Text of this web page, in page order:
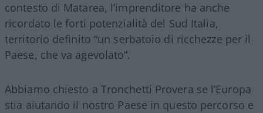
contesto di Matarea, l’imprenditore ha anche
ricordato le forti potenzialità del Sud Italia,
territorio definito “un serbatoio di ricchezze per il
Paese, che va agevolato”.
Abbiamo chiesto a Tronchetti Provera se l’Europa
stia aiutando il nostro Paese in questo percorso e